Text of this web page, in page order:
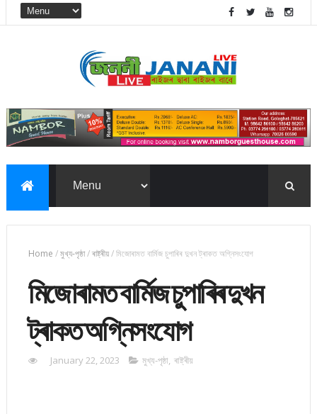
Home /মুখ্য-পৃষ্ঠা/ৰাষ্ট্ৰীয়/মিজোৰামত বার্মিজ চুপাৰিৰ দুখন ট্ৰাকত অগ্নিসংযোগ
মিজোৰামত বার্মিজ চুপাৰিৰ দুখন
ট্ৰাকত অগ্নিসংযোগ
January 22, 2023 মুখ্য-পৃষ্ঠা ৰাষ্ট্ৰীয়